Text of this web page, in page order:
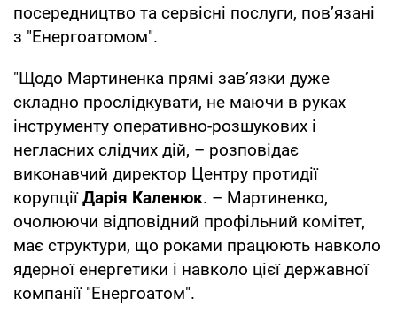
посередництво та сервісні послуги, пов’язані
з "Енергоатомом".
"Щодо Мартиненка прямі зав’язки дуже
складно прослідкувати, не маючи в руках
інструменту оперативно-розшукових і
негласних слідчих дій, – розповідає
виконавчий директор Центру протидії
корупціїДарія Каленюк. – Мартиненко,
очолюючи відповідний профільний комітет,
має структури, що роками працюють навколо
ядерної енергетики і навколо цієї державної
компанії "Енергоатом".